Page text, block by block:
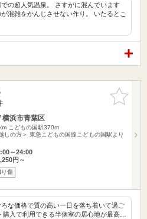
の超人気温泉。 さすがに混んでいます
混雑をかんじさせない作り。 いたるとこ
お気に入
りに追加
横浜市青葉区
こどもの国駅370m
しの方＞ 東急こどもの国線こどもの国駅より
～24:00
円～
り傷
な価格で質の高い一日を落ち着いて過ご
入で利用できる半個室の居心地が最高…